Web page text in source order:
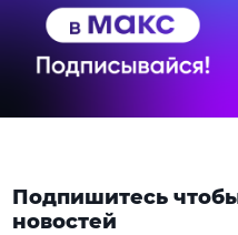
Подпишитесь
новостей